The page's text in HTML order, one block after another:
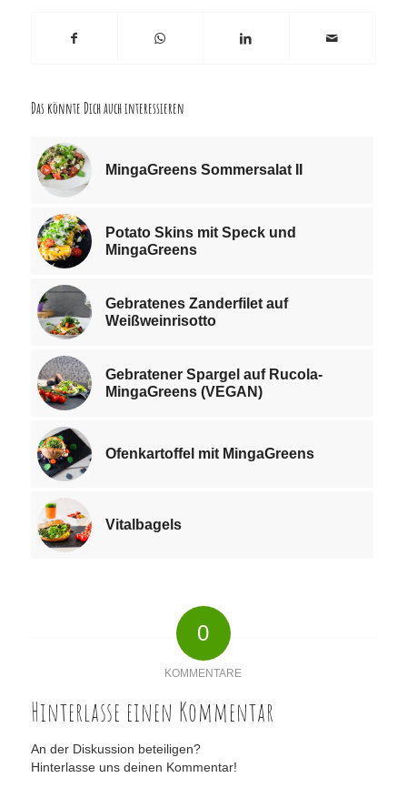
Das könnte Dich auch interessieren
MingaGreens Sommersalat II
Potato Skins mit Speck und
MingaGreens
Gebratenes Zanderfilet auf
Weißweinrisotto
Gebratener Spargel auf Rucola-
MingaGreens (VEGAN)
Ofenkartoffel mit MingaGreens
Vitalbagels
0
KOMMENTARE
Hinterlasse einen Kommentar
An der Diskussion beteiligen?
Hinterlasse uns deinen Kommentar!